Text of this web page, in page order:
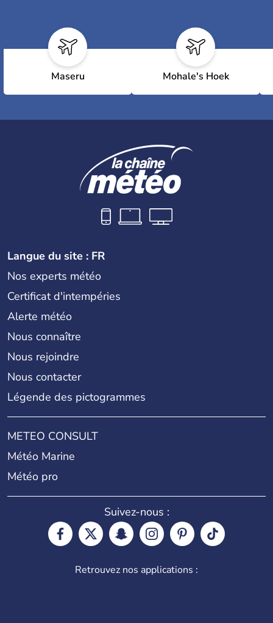
Maseru Mohale's Hoek
Langue du site : FR
Nos experts météo
Certificat d'intempéries
Alerte météo
Nous connaître
Nous rejoindre
Nous contacter
Légende des pictogrammes
METEO CONSULT
Météo Marine
Météo pro
Suivez-nous :
Retrouvez nos applications :